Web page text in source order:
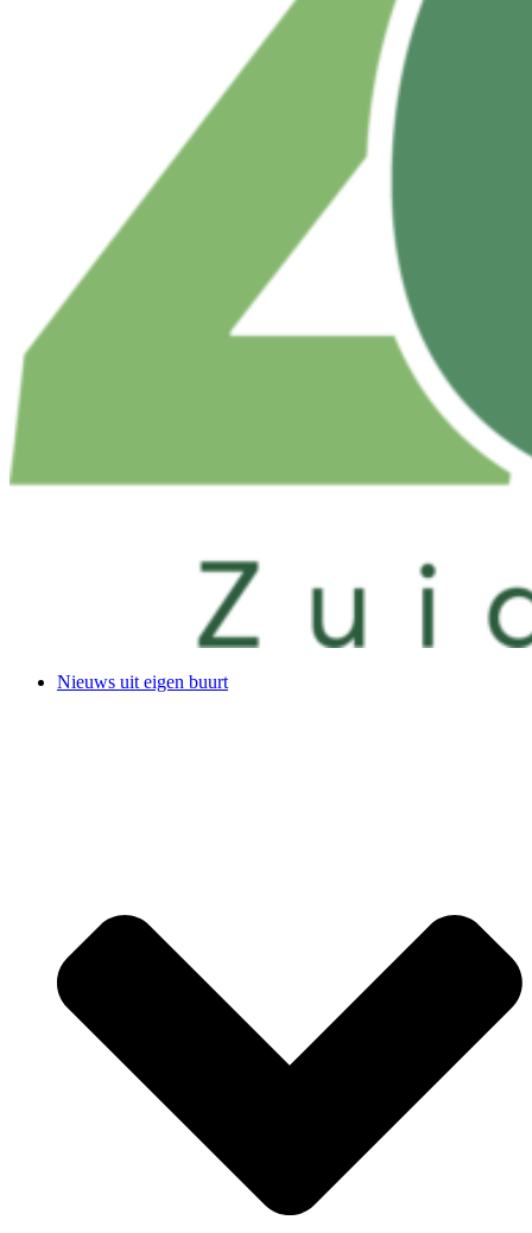
Nieuws uit eigen buurt